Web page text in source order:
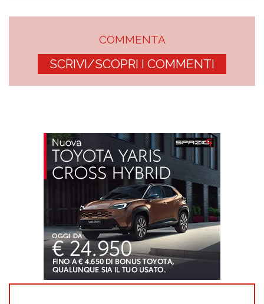
COMMENTA
SCRIVI/SCOPRI I COMMENTI